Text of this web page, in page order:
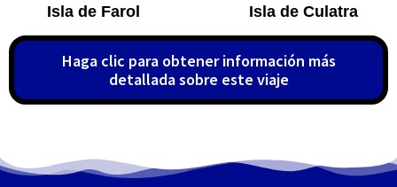
Isla de Farol Isla de Culatra
Haga clic para obtener información más
detallada sobre este viaje